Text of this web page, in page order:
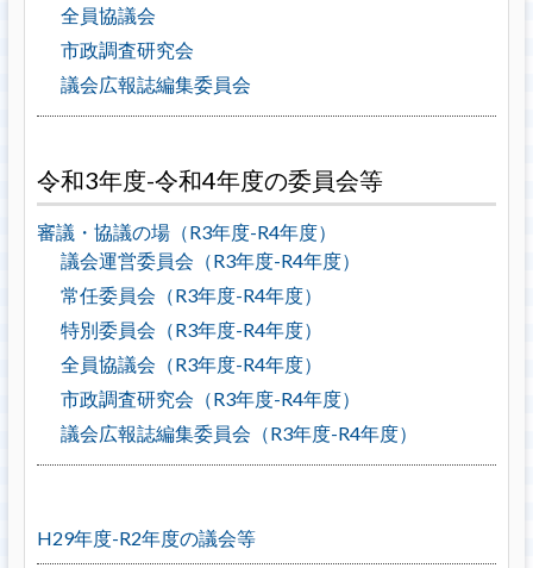
全員協議会
市政調査研究会
議会広報誌編集委員会
令和3年度-令和4年度の委員会等
審議・協議の場（R3年度-R4年度）
議会運営委員会（R3年度-R4年度）
常任委員会（R3年度-R4年度）
特別委員会（R3年度-R4年度）
全員協議会（R3年度-R4年度）
市政調査研究会（R3年度-R4年度）
議会広報誌編集委員会（R3年度-R4年度）
H29年度-R2年度の議会等